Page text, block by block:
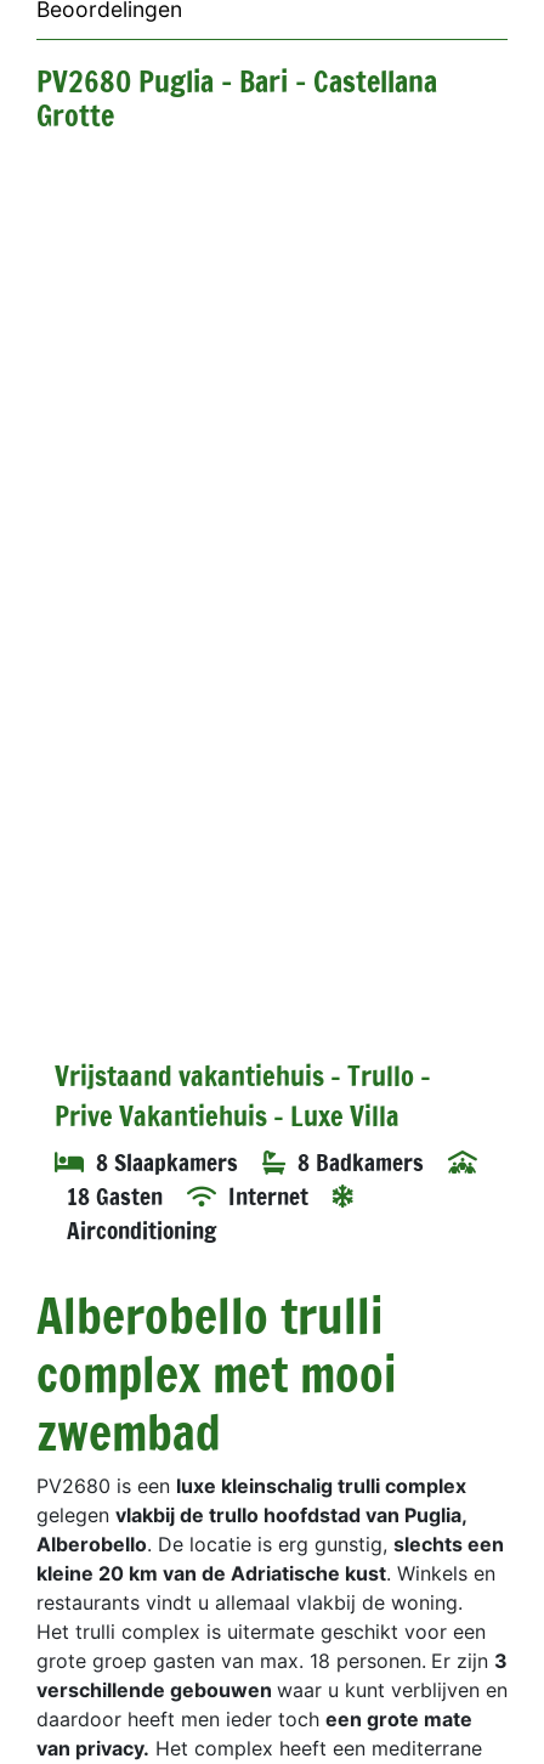
Beoordelingen
PV2680 Puglia - Bari - Castellana
Grotte
Vrijstaand vakantiehuis - Trullo -
Prive Vakantiehuis - Luxe Villa
8 Slaapkamers
8 Badkamers
18 Gasten
Internet
Airconditioning
Alberobello trulli
complex met mooi
zwembad
PV2680 is een luxe kleinschalig trulli complex
gelegen vlakbij de trullo hoofdstad van Puglia,
Alberobello. De locatie is erg gunstig, slechts een
kleine 20 km van de Adriatische kust. Winkels en
restaurants vindt u allemaal vlakbij de woning.
Het trulli complex is uitermate geschikt voor een
grote groep gasten van max. 18 personen. Er zijn 3
verschillende gebouwen waar u kunt verblijven en
daardoor heeft men ieder toch een grote mate
van privacy. Het complex heeft een mediterrane